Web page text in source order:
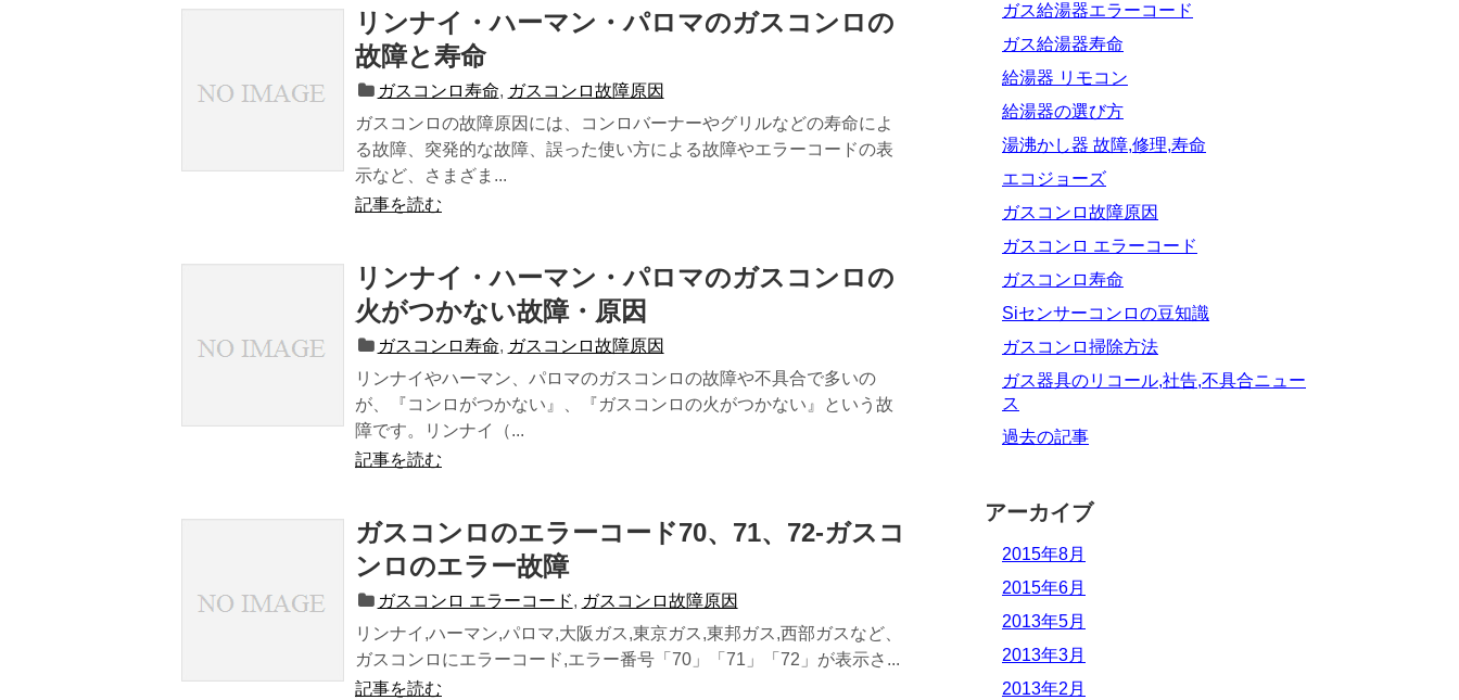
リンナイ・ハーマン・パロマのガスコンロの
故障と寿命
ガスコンロ寿命, ガスコンロ故障原因
ガスコンロの故障原因には、コンロバーナーやグリルなどの寿命によ
る故障、突発的な故障、誤った使い方による故障やエラーコードの表
示など、さまざま...
記事を読む
リンナイ・ハーマン・パロマのガスコンロの
火がつかない故障・原因
ガスコンロ寿命, ガスコンロ故障原因
リンナイやハーマン、パロマのガスコンロの故障や不具合で多いの
が、『コンロがつかない』、『ガスコンロの火がつかない』という故
障です。リンナイ（...
記事を読む
ガスコンロのエラーコード70、71、72-ガスコ
ンロのエラー故障
ガスコンロ エラーコード, ガスコンロ故障原因
リンナイ,ハーマン,パロマ,大阪ガス,東京ガス,東邦ガス,西部ガスなど、
ガスコンロにエラーコード,エラー番号「70」「71」「72」が表示さ...
記事を読む
ガス給湯器エラーコード
ガス給湯器寿命
給湯器 リモコン
給湯器の選び方
湯沸かし器 故障,修理,寿命
エコジョーズ
ガスコンロ故障原因
ガスコンロ エラーコード
ガスコンロ寿命
Siセンサーコンロの豆知識
ガスコンロ掃除方法
ガス器具のリコール,社告,不具合ニュー
ス
過去の記事
アーカイブ
2015年8月
2015年6月
2013年5月
2013年3月
2013年2月